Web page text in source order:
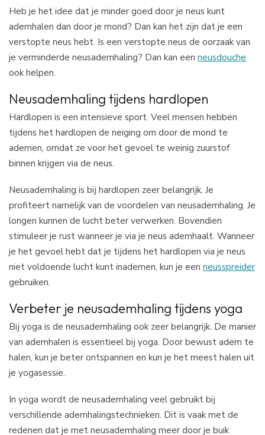
Heb je het idee dat je minder goed door je neus kunt
ademhalen dan door je mond? Dan kan het zijn dat je een
verstopte neus hebt. Is een verstopte neus de oorzaak van
je verminderde neusademhaling? Dan kan een neusdouche
ook helpen.
Neusademhaling tijdens hardlopen
Hardlopen is een intensieve sport. Veel mensen hebben
tijdens het hardlopen de neiging om door de mond te
ademen, omdat ze voor het gevoel te weinig zuurstof
binnen krijgen via de neus.
Neusademhaling is bij hardlopen zeer belangrijk. Je
profiteert namelijk van de voordelen van neusademhaling. Je
longen kunnen de lucht beter verwerken. Bovendien
stimuleer je rust wanneer je via je neus ademhaalt. Wanneer
je het gevoel hebt dat je tijdens het hardlopen via je neus
niet voldoende lucht kunt inademen, kun je een neusspreider
gebruiken.
Verbeter je neusademhaling tijdens yoga
Bij yoga is de neusademhaling ook zeer belangrijk. De manier
van ademhalen is essentieel bij yoga. Door bewust adem te
halen, kun je beter ontspannen en kun je het meest halen uit
je yogasessie.
In yoga wordt de neusademhaling veel gebruikt bij
verschillende ademhalingstechnieken. Dit is vaak met de
redenen dat je met neusademhaling meer door je buik